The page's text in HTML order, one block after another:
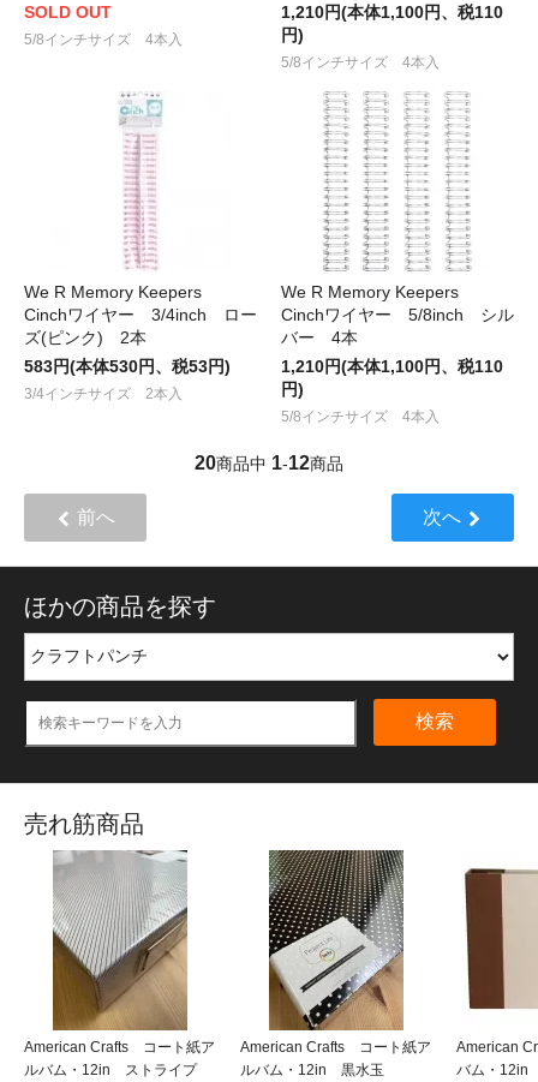
SOLD OUT
5/8インチサイズ 4本入
1,210円(本体1,100円、税110
円)
5/8インチサイズ 4本入
We R Memory Keepers
Cinchワイヤー 3/4inch ロー
ズ(ピンク) 2本
583円(本体530円、税53円)
3/4インチサイズ 2本入
We R Memory Keepers
Cinchワイヤー 5/8inch シル
バー 4本
1,210円(本体1,100円、税110
円)
5/8インチサイズ 4本入
20商品中 1-12商品
前へ 次へ
ほかの商品を探す
検索
売れ筋商品
American Crafts コート紙ア
ルバム・12in ストライプ
American Crafts コート紙ア
ルバム・12in 黒水玉
American
バム・